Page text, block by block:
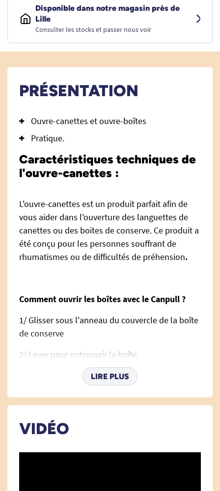
Disponible dans notre magasin près de
Lille
Consulter les stocks et passer nous voir
PRÉSENTATION
Ouvre-canettes et ouvre-boîtes
Pratique.
Caractéristiques techniques de
l'ouvre-canettes :
L'ouvre-canettes est un produit parfait afin de
vous aider dans l'ouverture des languettes de
canettes ou des boites de conserve. Ce produit a
été conçu pour les personnes souffrant de
rhumatismes ou de difficultés de préhension.
Comment ouvrir les boîtes avec le Canpull ?
1/ Glisser sous l'anneau du couvercle de la boîte
de conserve
2/ Lever pour entrouvrir la boîte
3/ Basculer vers l'arrière, tirer et ôter le couvercle
Comment ouvrir les canettes avec le Canpull ?
qu'ouvre-canettes
LIRE PLUS
VIDÉO